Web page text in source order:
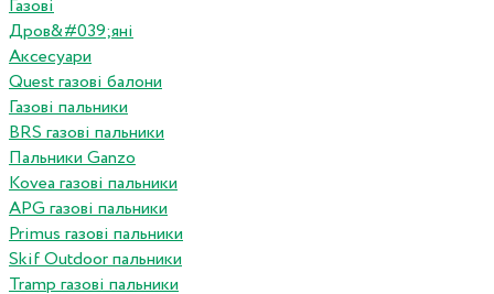
Газові
Дров&#039;яні
Аксесуари
Quest газові балони
Газові пальники
BRS газові пальники
Пальники Ganzo
Kovea газові пальники
APG газові пальники
Primus газові пальники
Skif Outdoor пальники
Tramp газові пальники